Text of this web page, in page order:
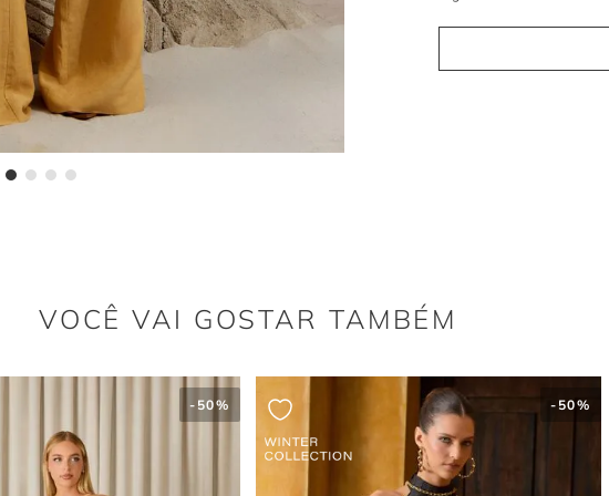
Pala anatômica:
A pala anatômica valoriza a
VOCÊ VAI GOSTAR TAMBÉM
- 50% - 50%